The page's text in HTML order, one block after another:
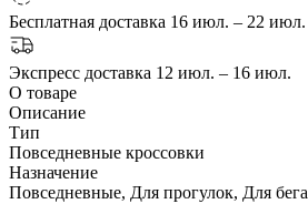
Бесплатная доставка 16 июл. – 22 июл.
Экспресс доставка 12 июл. – 16 июл.
О товаре
Описание
Тип
Повседневные кроссовки
Назначение
Повседневные, Для прогулок, Для бега